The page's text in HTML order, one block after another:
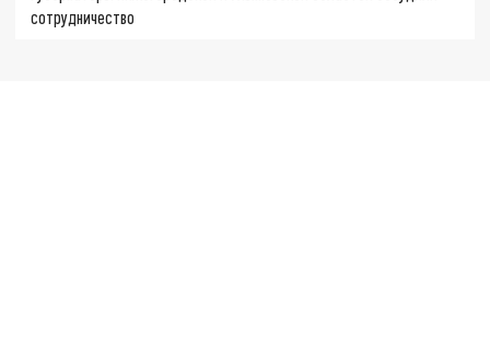
сотрудничество